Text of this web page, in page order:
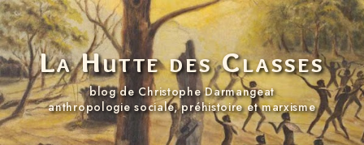
La Hutte des Classes
blog de Christophe Darmangeat
anthropologie sociale, préhistoire et marxisme